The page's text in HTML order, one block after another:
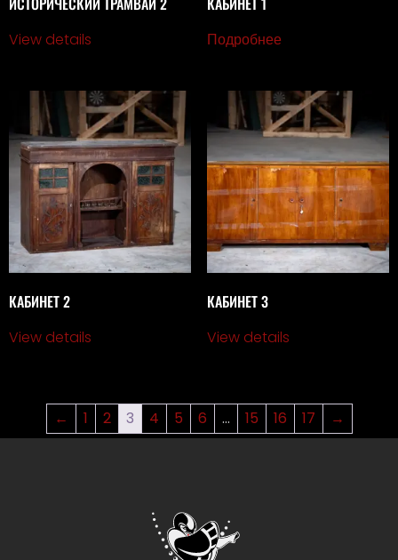
View details Подробнее
КАБИНЕТ 2
View details
КАБИНЕТ 3
View details
← 1 2 3 4 5 6 … 15 16 17 →